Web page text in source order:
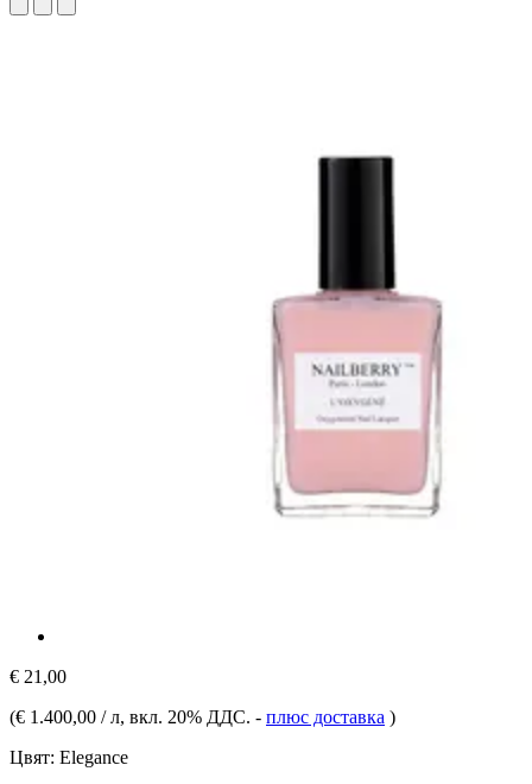
€ 21,00
(€ 1.400,00 / л, вкл. 20% ДДС. - плюс доставка )
Цвят: Elegance